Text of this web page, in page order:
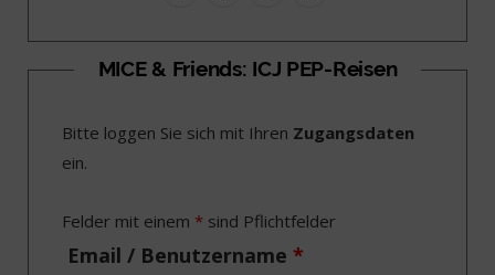
c
b
o
k
T
i
t
e
s
a
r
a
n
e
I
MICE & Friends: ICJ PEP-Reisen
Bitte loggen Sie sich mit Ihren Zugangsdaten
ein.
Felder mit einem * sind Pflichtfelder
Email / Benutzername *